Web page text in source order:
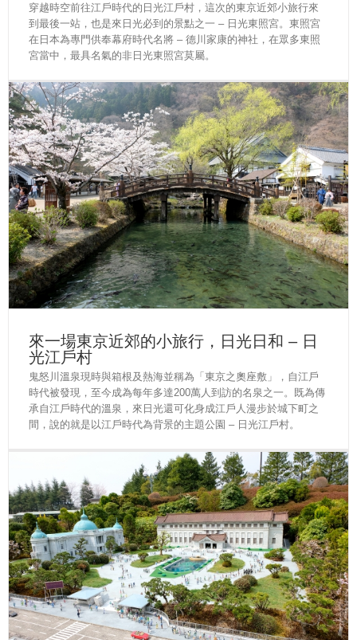
穿越時空前往江戶時代的日光江戶村，這次的東京近郊小旅行來
到最後一站，也是來日光必到的景點之一 – 日光東照宮。東照宮
在日本為專門供奉幕府時代名將 – 德川家康的神社，在眾多東照
宮當中，最具名氣的非日光東照宮莫屬。
來一場東京近郊的小旅行，日光日和 – 日
光江戶村
鬼怒川溫泉現時與箱根及熱海並稱為「東京之奧座敷」，自江戶
時代被發現，至今成為每年多達200萬人到訪的名泉之一。既為傳
承自江戶時代的溫泉，來日光還可化身成江戶人漫步於城下町之
間，說的就是以江戶時代為背景的主題公園 – 日光江戶村。